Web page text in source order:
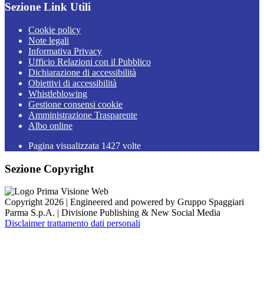
Sezione Link Utili
Cookie policy
Note legali
Informativa Privacy
Ufficio Relazioni con il Pubblico
Dichiarazione di accessibilità
Obiettivi di accessibilità
Whistleblowing
Gestione consensi cookie
Amministrazione Trasparente
Albo online
Pagina visualizzata 1427 volte
Sezione Copyright
Copyright 2026 | Engineered and powered by Gruppo Spaggiari
Parma S.p.A. | Divisione Publishing & New Social Media
Disclaimer trattamento dati personali